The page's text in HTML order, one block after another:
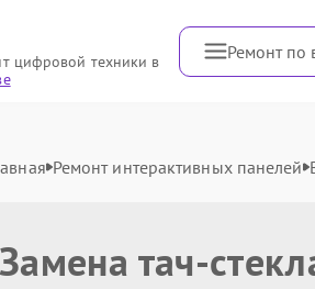
цифровой техники в
Ремонт по
Ремонт интерактивных панелей
Замена тач-